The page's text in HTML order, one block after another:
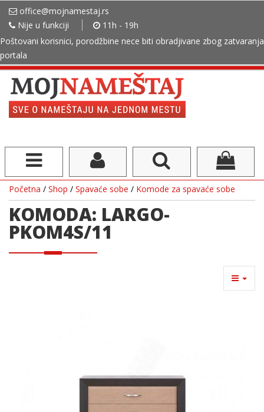
office@mojnamestaj.rs
Nije u funkciji
11h - 19h
Poštovani korisnici, porodžbine nece biti obradjivane zbog zatvaranja
portala
Početna / Shop / Spavaće sobe / Komode za spavaće sobe
KOMODA: LARGO-
PKOM4S/11